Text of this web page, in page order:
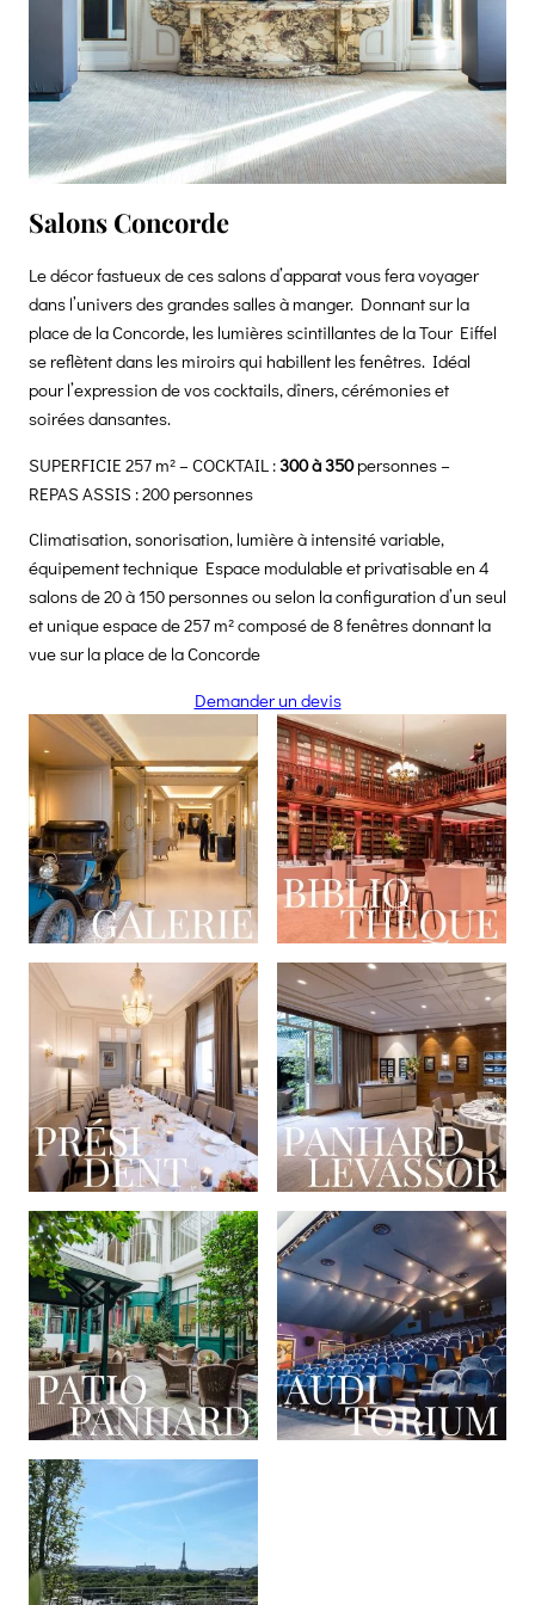
Salons Concorde
Le décor fastueux de ces salons d’apparat vous fera voyager
dans l’univers des grandes salles à manger. Donnant sur la
place de la Concorde, les lumières scintillantes de la Tour Eiffel
se reflètent dans les miroirs qui habillent les fenêtres. Idéal
pour l’expression de vos cocktails, dîners, cérémonies et
soirées dansantes.
SUPERFICIE 257 m² – COCKTAIL :300 à 350personnes –
REPAS ASSIS : 200 personnes
Climatisation, sonorisation, lumière à intensité variable,
équipement technique Espace modulable et privatisable en 4
salons de 20 à 150 personnes ou selon la configuration d’un seul
et unique espace de 257 m² composé de 8 fenêtres donnant la
vue sur la place de la Concorde
Demander un devis